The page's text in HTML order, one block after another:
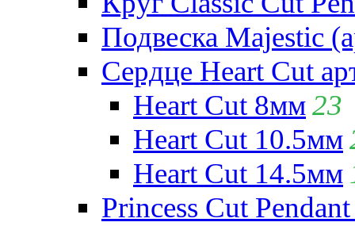
Подвеска Majestic
Сердце Heart Cut
Heart Cut 8мм23
Heart Cut 10.5мм
Heart Cut 14.5мм
Princess Cut